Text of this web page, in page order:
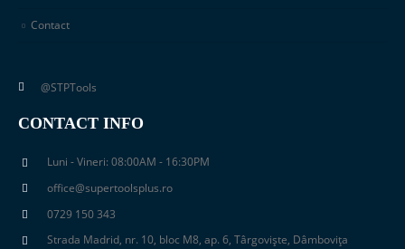
Contact
@STPTools
CONTACT INFO
Luni - Vineri: 08:00AM - 16:30PM
office@supertoolsplus.ro
0729 150 343
Strada Madrid, nr. 10, bloc M8, ap. 6, Târgoviște, Dâmbovița